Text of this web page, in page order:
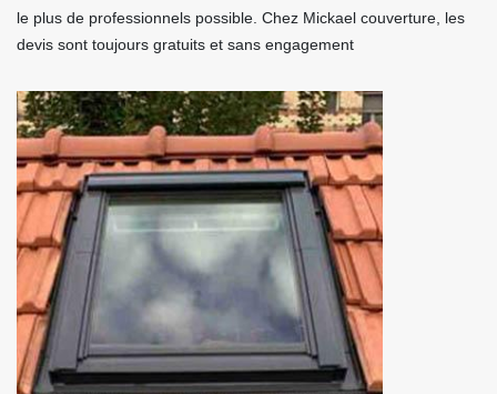
le plus de professionnels possible. Chez Mickael couverture, les
devis sont toujours gratuits et sans engagement